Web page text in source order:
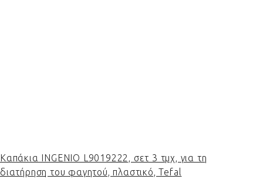
Καπάκια INGENIO L9019222, σετ 3 τμχ, για τη
διατήρηση του φαγητού, πλαστικό, Tefal